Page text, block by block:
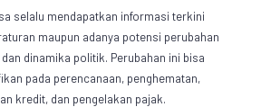
selalu mendapatkan informasi terkini
maupun adanya potensi perubahan
dinamika politik. Perubahan ini bisa
pada perencanaan, penghematan,
kredit, dan pengelakan pajak.